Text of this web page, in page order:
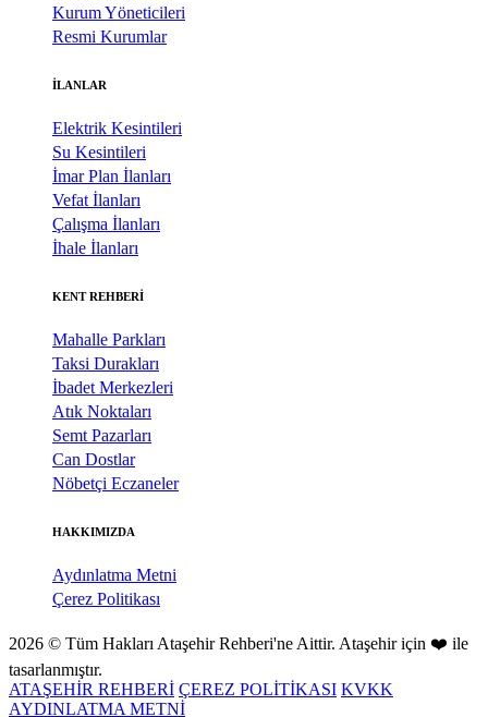
Kurum Yöneticileri
Resmi Kurumlar
İLANLAR
Elektrik Kesintileri
Su Kesintileri
İmar Plan İlanları
Vefat İlanları
Çalışma İlanları
İhale İlanları
KENT REHBERİ
Mahalle Parkları
Taksi Durakları
İbadet Merkezleri
Atık Noktaları
Semt Pazarları
Can Dostlar
Nöbetçi Eczaneler
HAKKIMIZDA
Aydınlatma Metni
Çerez Politikası
2026 © Tüm Hakları Ataşehir Rehberi'ne Aittir. Ataşehir için ❤️ ile
tasarlanmıştır.
ATAŞEHİR REHBERİ ÇEREZ POLİTİKASI KVKK
AYDINLATMA METNİ